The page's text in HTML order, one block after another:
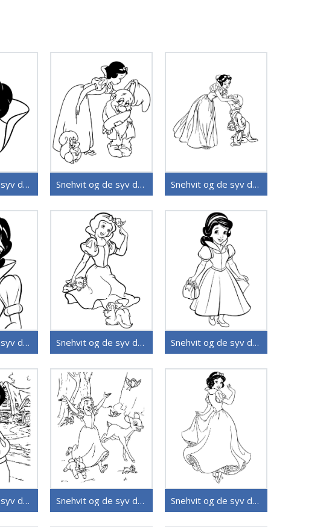
Snehvit og de syv dvergene (37) Snehvit og de syv dvergene (35) Snehvit og de syv dvergene (36)
Snehvit og de syv dvergene (31) Snehvit og de syv dvergene (30) Snehvit og de syv dvergene (28)
Snehvit og de syv dvergene (25) Snehvit og de syv dvergene (24) Snehvit og de syv dvergene (22)